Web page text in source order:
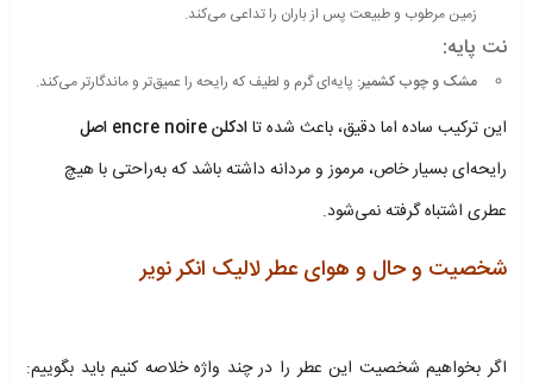
زمین مرطوب و طبیعت پس از باران را تداعی می‌کند.
نت پایه:
مشک و چوب کشمیر: پایه‌ای گرم و لطیف که رایحه را عمیق‌تر و ماندگارتر می‌کند.
این ترکیب ساده اما دقیق، باعث شده تاادکلن encre noire اصل
رایحه‌ای بسیار خاص، مرموز و مردانه داشته باشد که به‌راحتی با هیچ
عطری اشتباه گرفته نمی‌شود.
شخصیت و حال‌ و هوای عطر لالیک انکر نویر
اگر بخواهیم شخصیت این عطر را در چند واژه خلاصه کنیم باید بگوییم: